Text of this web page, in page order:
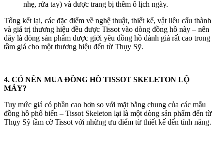
nhẹ, rửa tay) và được trang bị thêm ô lịch ngày.
Tổng kết lại, các đặc điểm về nghệ thuật, thiết kế, vật liêu cấu thành
và giá trị thương hiệu đều được Tissot vào dòng đồng hồ này – nên
đây là dòng sản phẩm được giới yêu đồng hồ đánh giá rất cao trong
tầm giá cho một thương hiệu đến từ Thụy Sỹ.
4. CÓ NÊN MUA ĐỒNG HỒ TISSOT SKELETON LỘ
MÁY?
Tuy mức giá có phần cao hơn so với mặt bằng chung của các mẫu
đồng hồ phổ biến – Tissot Skeleton lại là một dòng sản phẩm đến từ
Thụy Sỹ tầm cỡ Tissot với những ưu điểm từ thiết kế đến tính năng.